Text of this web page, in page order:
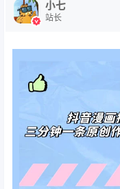
小七
站长